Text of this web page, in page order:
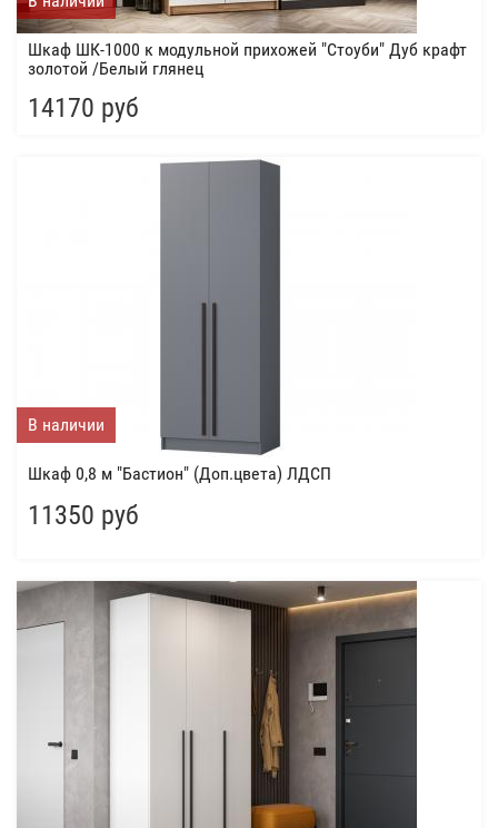
Шкаф ШК-1000 к модульной прихожей "Стоуби" Дуб крафт
золотой /Белый глянец
14170 руб
В наличии
Шкаф 0,8 м "Бастион" (Доп.цвета) ЛДСП
11350 руб